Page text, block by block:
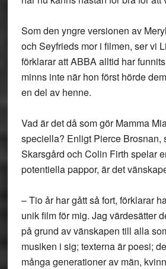
Som den yngre versionen av
och Seyfrieds mor i filmen, ser vi
förklarar att ABBA alltid har
minns inte när hon först hörde
en del av henne.
Vad är det då som gör Mamma
speciella? Enligt Pierce Brosnan,
Skarsgård och Colin Firth spelar
potentiella pappor, är det
– Tio år har gått så fort, förklarar
unik film för mig. Jag värdesätter
på grund av vänskapen till alla
musiken i sig; texterna är poesi;
många generationer av män,